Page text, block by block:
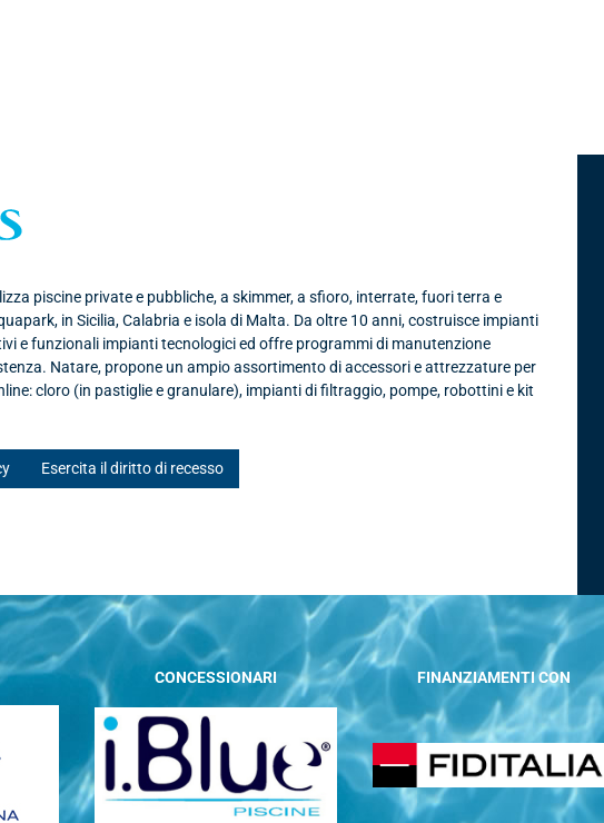
piscine private e pubbliche, a skimmer, a sfioro, interrate, fuori terra e
in Sicilia, Calabria e isola di Malta. Da oltre 10 anni, costruisce impianti
e funzionali impianti tecnologici ed offre programmi di manutenzione
Natare, propone un ampio assortimento di accessori e attrezzature per
cloro (in pastiglie e granulare), impianti di filtraggio, pompe, robottini e kit
Esercita il diritto di recesso
CONCESSIONARI FINANZIAMENTI CON